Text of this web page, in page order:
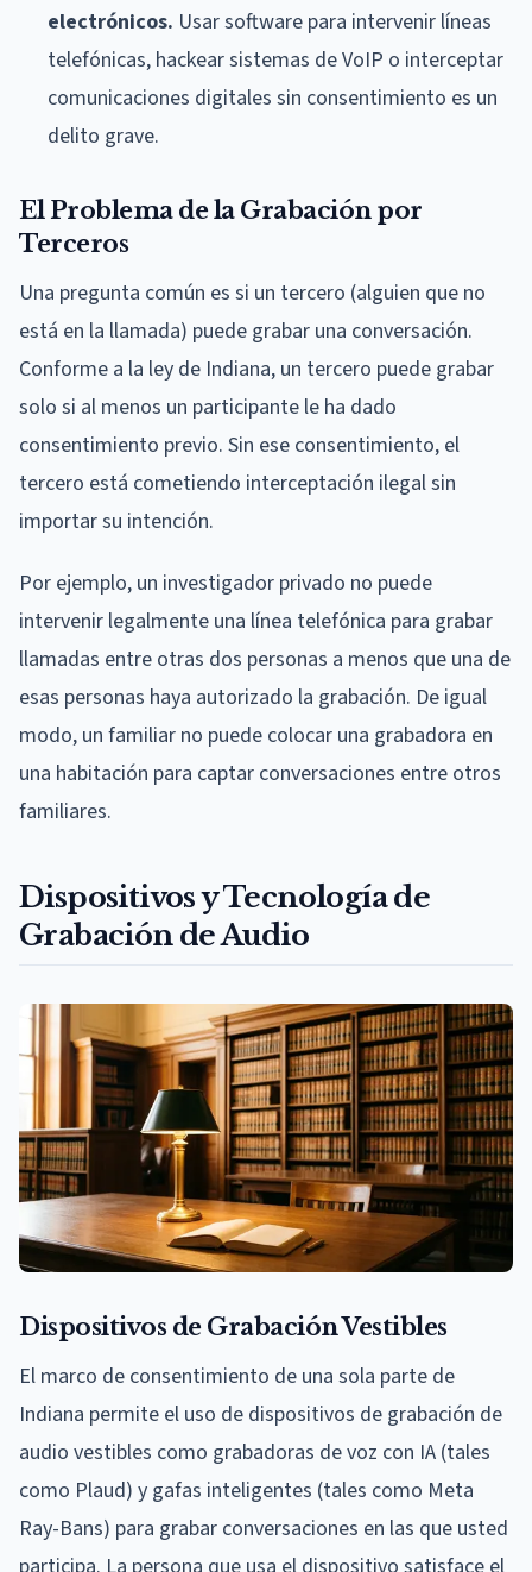
electrónicos. Usar software para intervenir líneas
telefónicas, hackear sistemas de VoIP o interceptar
comunicaciones digitales sin consentimiento es un
delito grave.
El Problema de la Grabación por
Terceros
Una pregunta común es si un tercero (alguien que no
está en la llamada) puede grabar una conversación.
Conforme a la ley de Indiana, un tercero puede grabar
solo si al menos un participante le ha dado
consentimiento previo. Sin ese consentimiento, el
tercero está cometiendo interceptación ilegal sin
importar su intención.
Por ejemplo, un investigador privado no puede
intervenir legalmente una línea telefónica para grabar
llamadas entre otras dos personas a menos que una de
esas personas haya autorizado la grabación. De igual
modo, un familiar no puede colocar una grabadora en
una habitación para captar conversaciones entre otros
familiares.
Dispositivos y Tecnología de
Grabación de Audio
Dispositivos de Grabación Vestibles
El marco de consentimiento de una sola parte de
Indiana permite el uso de dispositivos de grabación de
audio vestibles como grabadoras de voz con IA (tales
como Plaud) y gafas inteligentes (tales como Meta
Ray-Bans) para grabar conversaciones en las que usted